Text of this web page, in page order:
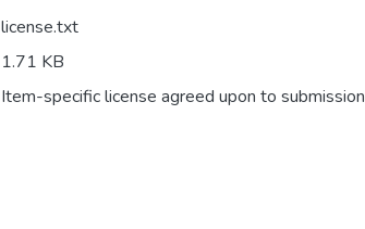
license.txt
1.71 KB
Item-specific license agreed upon to submission